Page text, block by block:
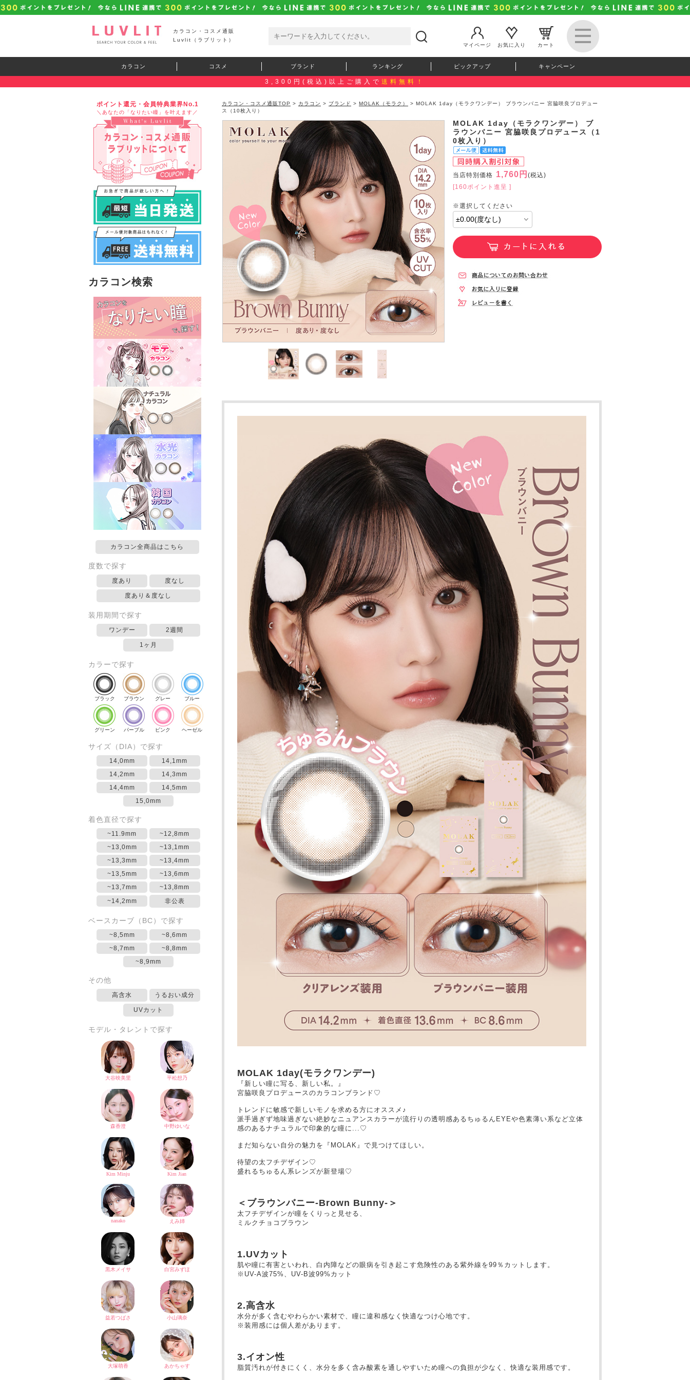
カラコン・コスメ通販
Luvlit（ラブリット）
マイページ
お気に入り カート
カラコン コスメ ブランド ランキング ピックアップ キャンペーン
3,300円(税込)以上ご購入で 送料無料！
ポイント還元・会員特典業界No.1
＼あなたの「なりたい瞳」を叶えます／
カラコン検索
カラコン全商品はこちら
度数で探す
度あり 度なし
度あり＆度なし
装用期間で探す
ワンデー 2週間
1ヶ月
カラーで探す
ブラック ブラウン グレー ブルー
グリーン パープル ピンク ヘーゼル
サイズ（DIA）で探す
14,0mm
14,1mm
14,2mm
14,3mm
14,4mm
14,5mm
15,0mm
着色直径で探す
~11.9mm
~12,8mm
~13,0mm
~13,1mm
~13,3mm
~13,4mm
~13,5mm
~13,6mm
~13,7mm
~13,8mm
~14,2mm
非公表
ベースカーブ（BC）で探す
~8,5mm
~8,6mm
~8,7mm
~8,8mm
~8,9mm
その他
高含水 うるおい成分
UVカット
モデル・タレントで探す
カラコン・コスメ通販TOP > カラコン > ブランド > MOLAK（モラク）
> MOLAK 1day（モラクワンデー） ブラウンバニー 宮脇咲良プロデュー
ス（10枚入り）
MOLAK 1day（モラクワンデー） ブ
ラウンバニー 宮脇咲良プロデュース（1
0枚入り）
当店特別価格 1,760円 (税込)
[160ポイント進呈 ]
MOLAK 1day(モラクワンデー)
『新しい瞳に写る、新しい私。』
宮脇咲良プロデュースのカラコンブランド♡
トレンドに敏感で新しいモノを求める方にオススメ♪
派手過ぎず地味過ぎない絶妙なニュアンスカラーが流行りの透明感あるちゅるんEYEや色素薄い系など立体
感のあるナチュラルで印象的な瞳に...♡
まだ知らない自分の魅力を『MOLAK』で見つけてほしい。
待望の太フチデザイン♡
盛れるちゅるん系レンズが新登場♡
＜ブラウンバニー-Brown Bunny-＞
太フチデザインが瞳をくりっと見せる、
ミルクチョコブラウン
1.UVカット
肌や瞳に有害といわれ、白内障などの眼病を引き起こす危険性のある紫外線を99％カットします。
※UV-A波75%、UV-B波99%カット
2.高含水
水分が多く含むやわらかい素材で、瞳に違和感なく快適なつけ心地です。
※装用感には個人差があります。
3.イオン性
脂質汚れが付きにくく、⽔分を多く含み酸素を通しやすいため瞳への負担が少なく、快適な装用感です。